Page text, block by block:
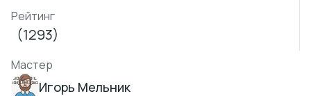
Рейтинг
(1293)
Мастер
Игорь Мельник